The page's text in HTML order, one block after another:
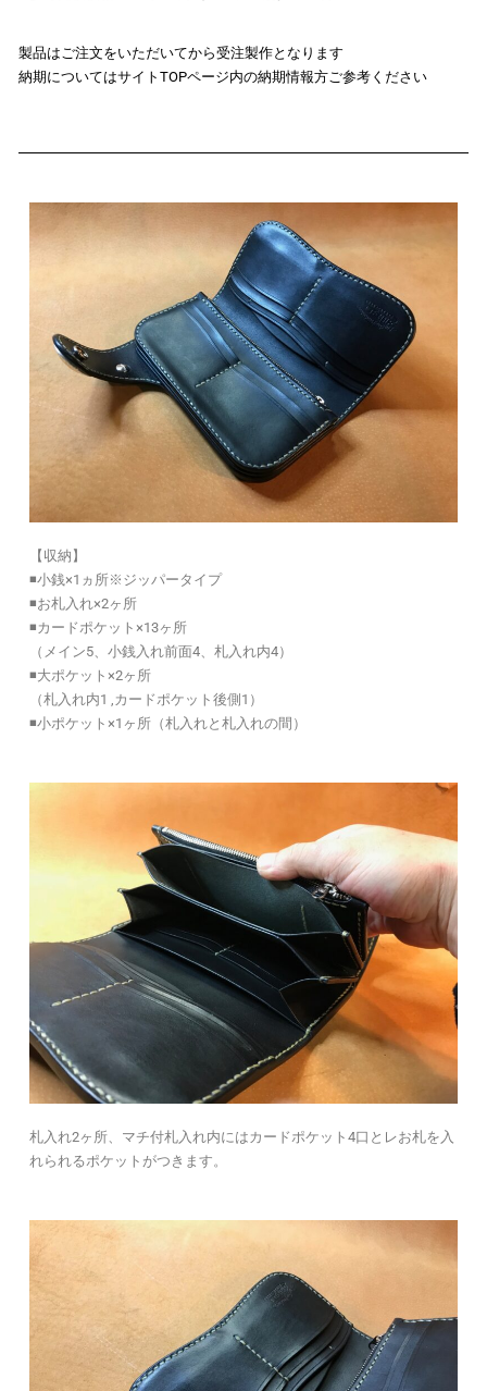
製品はご注文をいただいてから受注製作となります
納期についてはサイトTOPページ内の納期情報方ご参考ください
【収納】
◾️小銭×1ヵ所※ジッパータイプ
◾️お札入れ×2ヶ所
◾️カードポケット×13ヶ所
（メイン5、小銭入れ前面4、札入れ内4）
◾️大ポケット×2ヶ所
（札入れ内1 ,カードポケット後側1）
◾️小ポケット×1ヶ所（札入れと札入れの間）
札入れ2ヶ所、マチ付札入れ内にはカードポケット4口とレお札を入
れられるポケットがつきます。